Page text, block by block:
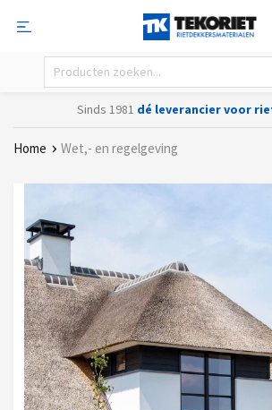
Sinds 1981 dé leverancier voor
Home Wet,- en regelgeving